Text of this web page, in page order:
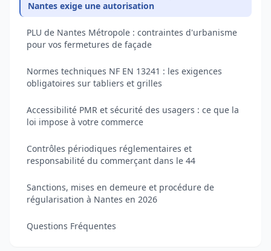
Nantes exige une autorisation
PLU de Nantes Métropole : contraintes d'urbanisme
pour vos fermetures de façade
Normes techniques NF EN 13241 : les exigences
obligatoires sur tabliers et grilles
Accessibilité PMR et sécurité des usagers : ce que la
loi impose à votre commerce
Contrôles périodiques réglementaires et
responsabilité du commerçant dans le 44
Sanctions, mises en demeure et procédure de
régularisation à Nantes en 2026
Questions Fréquentes